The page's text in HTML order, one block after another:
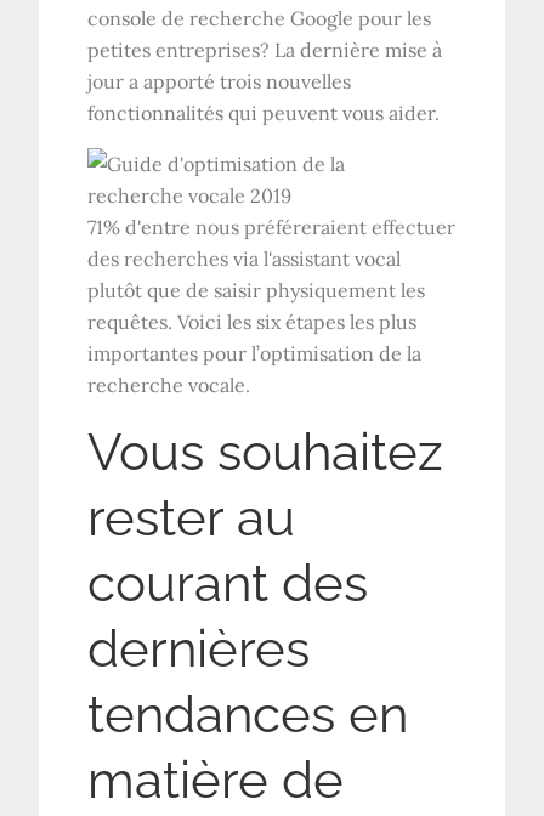
console de recherche Google pour les
petites entreprises? La dernière mise à
jour a apporté trois nouvelles
fonctionnalités qui peuvent vous aider.
71% d'entre nous préféreraient effectuer
des recherches via l'assistant vocal
plutôt que de saisir physiquement les
requêtes. Voici les six étapes les plus
importantes pour l’optimisation de la
recherche vocale.
Vous souhaitez
rester au
courant des
dernières
tendances en
matière de